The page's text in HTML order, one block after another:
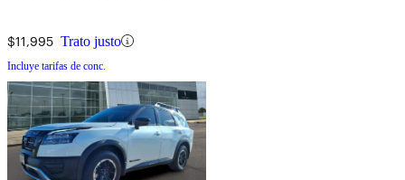
$11,995 Trato justo
Incluye tarifas de conc.